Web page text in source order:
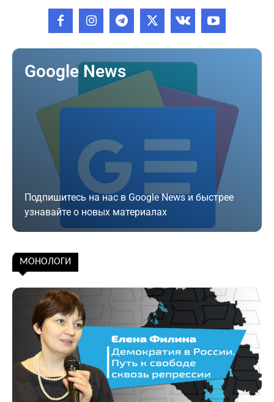
Google News
Подпишитесь на нас в Google News и быстрее
узнавайте о новых материалах
Подписаться
МОНОЛОГИ